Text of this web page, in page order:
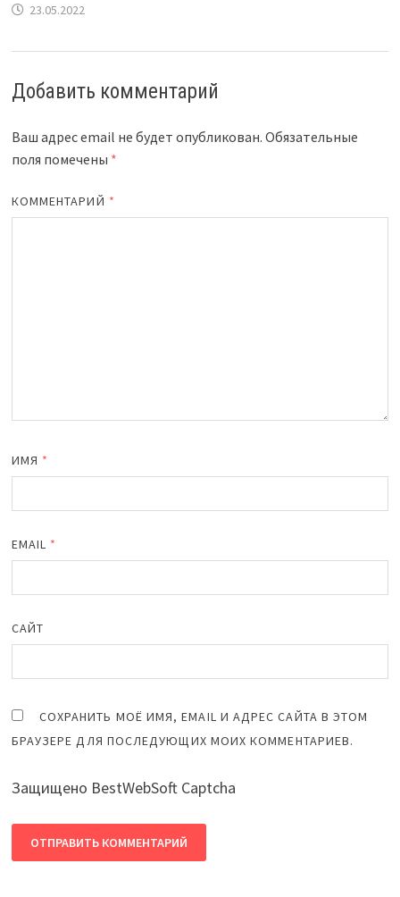
23.05.2022
Добавить комментарий
Ваш адрес email не будет опубликован. Обязательные
поля помечены *
КОММЕНТАРИЙ *
ИМЯ *
EMAIL *
САЙТ
СОХРАНИТЬ МОЁ ИМЯ, EMAIL И АДРЕС САЙТА В ЭТОМ
БРАУЗЕРЕ ДЛЯ ПОСЛЕДУЮЩИХ МОИХ КОММЕНТАРИЕВ.
Защищено BestWebSoft Captcha